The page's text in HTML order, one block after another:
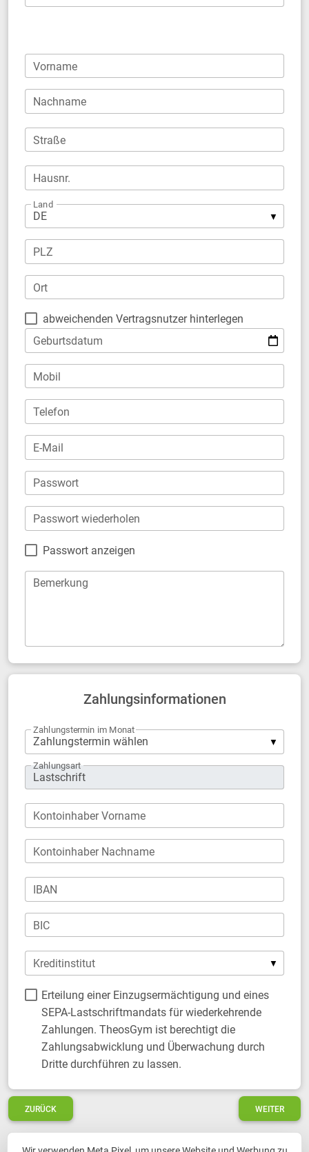
Vorname
Nachname
Straße
Hausnr.
Land
PLZ
Ort
abweichenden Vertragsnutzer hinterlegen
Geburtsdatum
Mobil
Telefon
E-Mail
Passwort
Passwort wiederholen
Passwort anzeigen
Bemerkung
Zahlungsinformationen
Zahlungstermin im Monat
Zahlungsart
Kontoinhaber Vorname
Kontoinhaber Nachname
IBAN
BIC
Kreditinstitut
Erteilung einer Einzugsermächtigung und eines
SEPA-Lastschriftmandats für wiederkehrende
Zahlungen. TheosGym ist berechtigt die
Zahlungsabwicklung und Überwachung durch
Dritte durchführen zu lassen.
WEITER
ZURÜCK